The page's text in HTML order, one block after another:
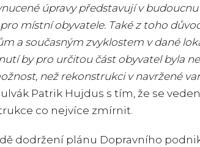
úpravy představují v
místní obyvatele. Také z toho
a současným zvyklostem v dané
by pro určitou část obyvatel byla
než rekonstrukci v navržené
Patrik Hujdus s tím, že se
co nejvíce zmírnit.
dodržení plánu Dopravního